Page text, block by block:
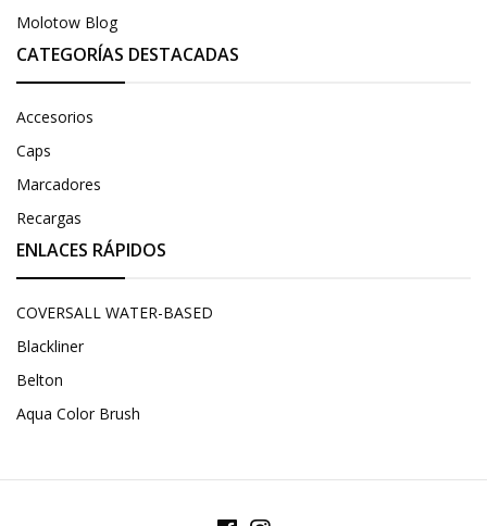
Molotow Blog
CATEGORÍAS DESTACADAS
Accesorios
Caps
Marcadores
Recargas
ENLACES RÁPIDOS
COVERSALL WATER-BASED
Blackliner
Belton
Aqua Color Brush